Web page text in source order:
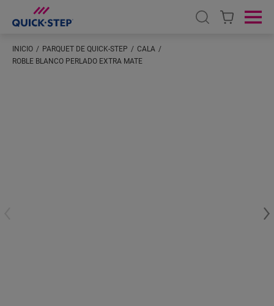
Open search
INICIO PARQUET DE QUICK-STEP
CALA
ROBLE BLANCO PERLADO EXTRA MATE